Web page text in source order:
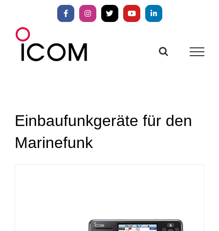
springen
FacebookInstagram
X YouTubeLinkedIn
Einbaufunkgeräte für den
Marinefunk